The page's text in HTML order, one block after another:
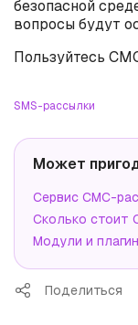
безопасной
вопросы будут
Пользуйтесь
SMS-рассылки
Может
Сервис СМС-
Сколько стоит
Модули и
Поделиться